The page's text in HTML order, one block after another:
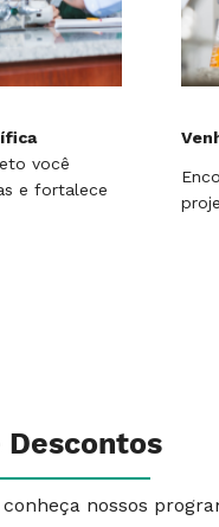
você
e fortalece
Descontos
nossos